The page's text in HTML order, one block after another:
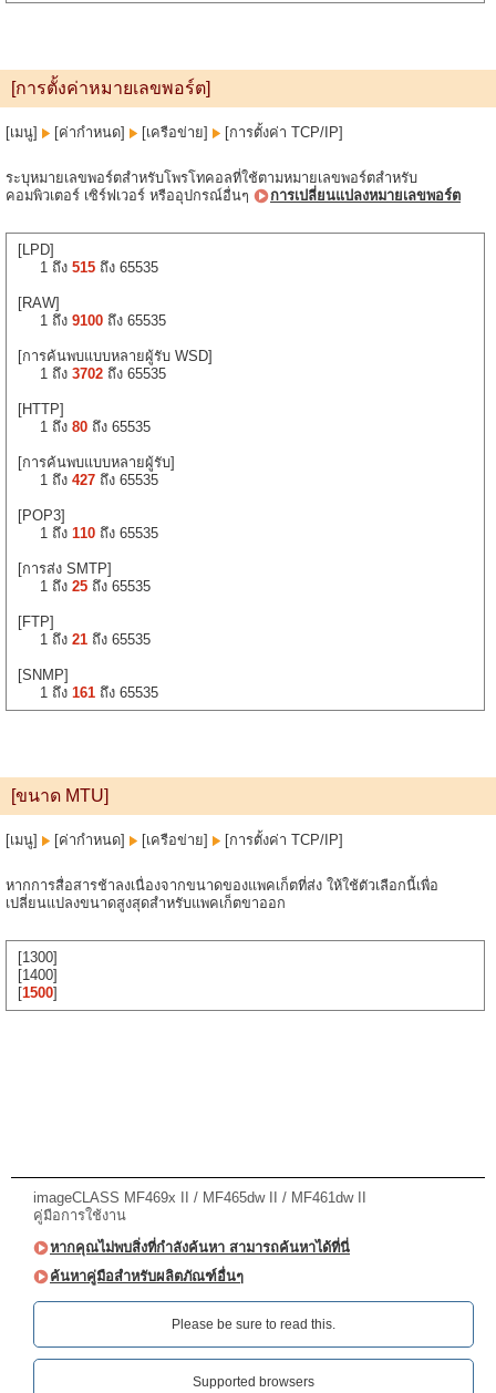
[การตั้งค่าหมายเลขพอร์ต]
[เมนู] [ค่ากำหนด] [เครือข่าย] [การตั้งค่า TCP/IP]
ระบุหมายเลขพอร์ตสำหรับโพรโทคอลที่ใช้ตามหมายเลขพอร์ตสำหรับ
คอมพิวเตอร์ เซิร์ฟเวอร์ หรืออุปกรณ์อื่นๆ
การเปลี่ยนแปลงหมายเลขพอร์ต
[LPD]
1 ถึง 515 ถึง 65535
[RAW]
1 ถึง 9100 ถึง 65535
[การค้นพบแบบหลายผู้รับ WSD]
1 ถึง 3702 ถึง 65535
[HTTP]
1 ถึง 80 ถึง 65535
[การค้นพบแบบหลายผู้รับ]
1 ถึง 427 ถึง 65535
[POP3]
1 ถึง 110 ถึง 65535
[การส่ง SMTP]
1 ถึง 25 ถึง 65535
[FTP]
1 ถึง 21 ถึง 65535
[SNMP]
1 ถึง 161 ถึง 65535
[ขนาด MTU]
[เมนู] [ค่ากำหนด] [เครือข่าย] [การตั้งค่า TCP/IP]
หากการสื่อสารช้าลงเนื่องจากขนาดของแพคเก็ตที่ส่ง ให้ใช้ตัวเลือกนี้เพื่อ
เปลี่ยนแปลงขนาดสูงสุดสำหรับแพคเก็ตขาออก
[1300]
[1400]
[1500]
imageCLASS MF469x II / MF465dw II / MF461dw II
คู่มือการใช้งาน
หากคุณไม่พบสิ่งที่กำลังค้นหา สามารถค้นหาได้ที่นี่
ค้นหาคู่มือสำหรับผลิตภัณฑ์อื่นๆ
Please be sure to read this.‎
Supported browsers